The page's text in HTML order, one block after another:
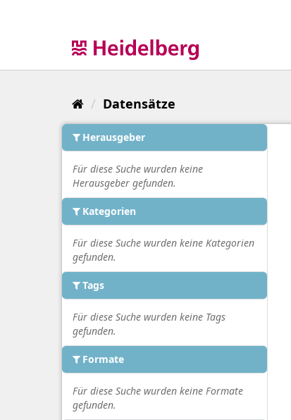
Datensätze
Herausgeber
Für diese Suche wurden keine
Herausgeber gefunden.
Kategorien
Für diese Suche wurden keine Kategorien
gefunden.
Tags
Für diese Suche wurden keine Tags
gefunden.
Formate
Für diese Suche wurden keine Formate
gefunden.